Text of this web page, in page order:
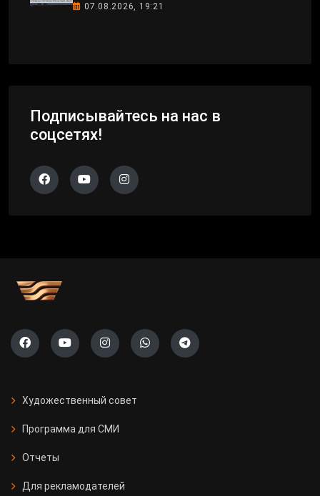
07.08.2026, 19:21
Подписывайтесь на нас в
соцсетях!
Художественный совет
Программа для СМИ
Отчеты
Для рекламодателей